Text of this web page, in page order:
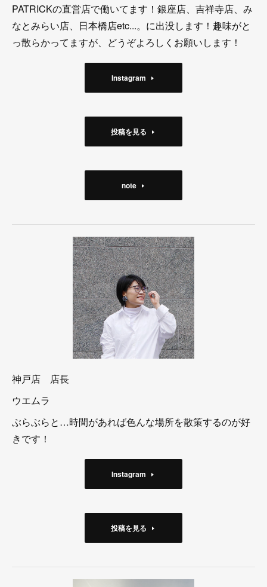
PATRICKの直営店で働いてます！銀座店、吉祥寺店、み
なとみらい店、日本橋店etc...。に出没します！趣味がと
っ散らかってますが、どうぞよろしくお願いします！
Instagram
投稿を見る
note
神戸店 店長
ウエムラ
ぶらぶらと…時間があれば色んな場所を散策するのが好
きです！
Instagram
投稿を見る